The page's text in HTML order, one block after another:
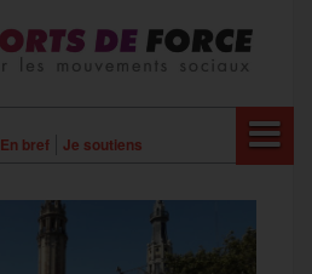
En bref Je soutiens